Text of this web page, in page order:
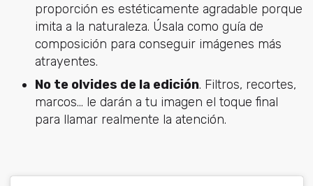
proporción es estéticamente agradable porque
imita a la naturaleza. Úsala como guía de
composición para conseguir imágenes más
atrayentes.
No te olvides de la edición. Filtros, recortes,
marcos… le darán a tu imagen el toque final
para llamar realmente la atención.